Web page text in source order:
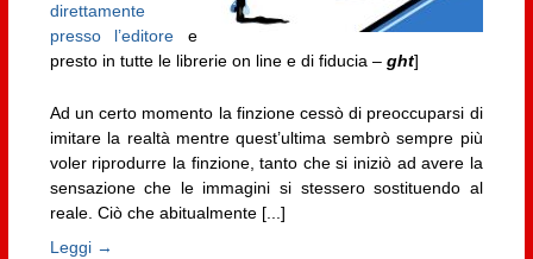
direttamente
presso l’editore e
presto in tutte le librerie on line e di fiducia – ght]
Ad un certo momento la finzione cessò di preoccuparsi di
imitare la realtà mentre quest’ultima sembrò sempre più
voler riprodurre la finzione, tanto che si iniziò ad avere la
sensazione che le immagini si stessero sostituendo al
reale. Ciò che abitualmente [...]
Leggi →